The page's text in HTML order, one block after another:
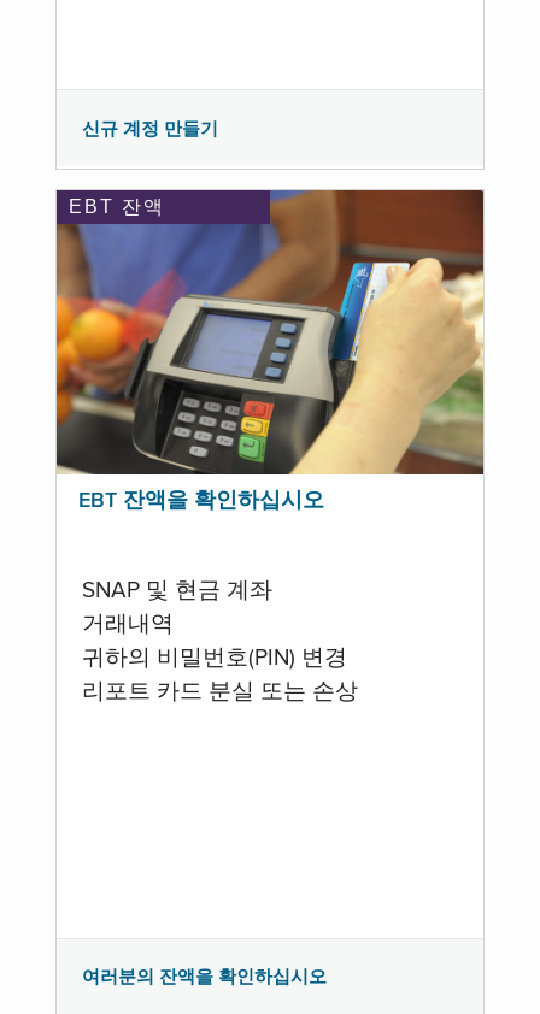
신규 계정 만들기
EBT 잔액
EBT 잔액을 확인하십시오
SNAP 및 현금 계좌
거래내역
귀하의 비밀번호(PIN) 변경
리포트 카드 분실 또는 손상
여러분의 잔액을 확인하십시오